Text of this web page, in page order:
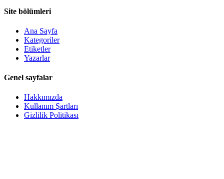
Site bölümleri
Ana Sayfa
Kategoriler
Etiketler
Yazarlar
Genel sayfalar
Hakkımızda
Kullanım Şartları
Gizlilik Politikası